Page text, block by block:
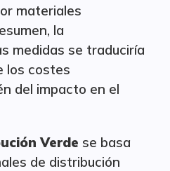
materiales
la
medidas se traduciría
los costes
del impacto en el
Verde se basa
de distribución